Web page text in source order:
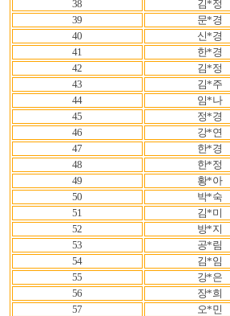
38
김*정
39
문*경
40
신*경
41
한*경
42
김*정
43
김*주
44
임*나
45
정*경
46
강*연
47
한*경
48
한*정
49
황*아
50
박*숙
51
김*미
52
방*지
53
공*림
54
김*임
55
강*은
56
장*희
57
오*민